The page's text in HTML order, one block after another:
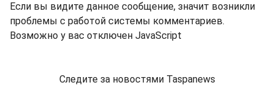
Если вы видите данное сообщение, значит возникли
проблемы с работой системы комментариев.
Возможно у вас отключен JavaScript
Следите за новостями Taspanews